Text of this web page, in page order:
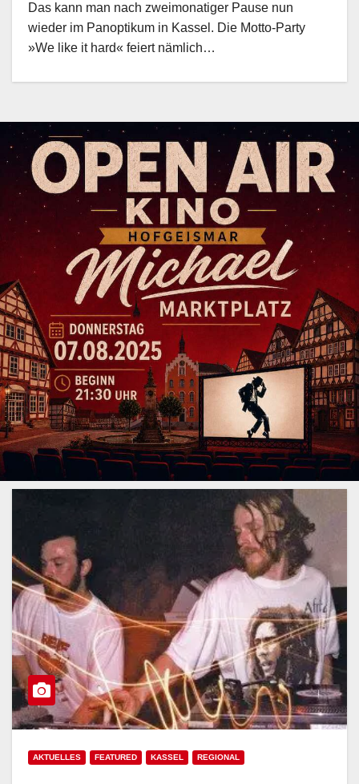
Das kann man nach zweimonatiger Pause nun
wieder im Panoptikum in Kassel. Die Motto-Party
»We like it hard« feiert nämlich…
AKTUELLES FEATURED KASSEL REGIONAL